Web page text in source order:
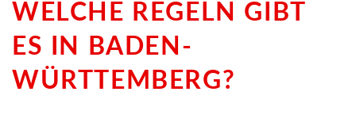
WELCHE REGELN GIBT
ES IN BADEN-
WÜRTTEMBERG?